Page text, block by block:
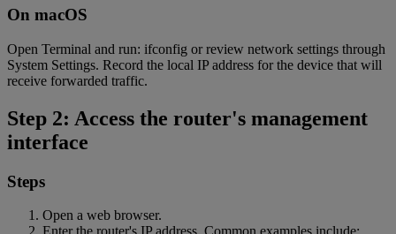
On macOS
Open Terminal and run: ifconfig or review network settings through
System Settings. Record the local IP address for the device that will
receive forwarded traffic.
Step 2: Access the router's management
interface
Steps
Open a web browser.